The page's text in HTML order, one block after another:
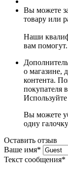
Вы можете
товару или
Наши
вам помогут.
о магазине,
контента.
покупателя
Вы можете
одну
Оставить отзыв
Ваше имя*
Текст сообщения*